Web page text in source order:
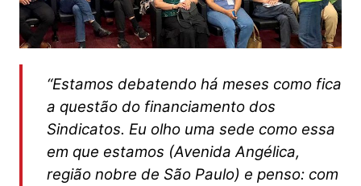
“Estamos debatendo há meses como fica
a questão do financiamento dos
Sindicatos. Eu olho uma sede como essa
em que estamos (Avenida Angélica,
região nobre de São Paulo) e penso: com